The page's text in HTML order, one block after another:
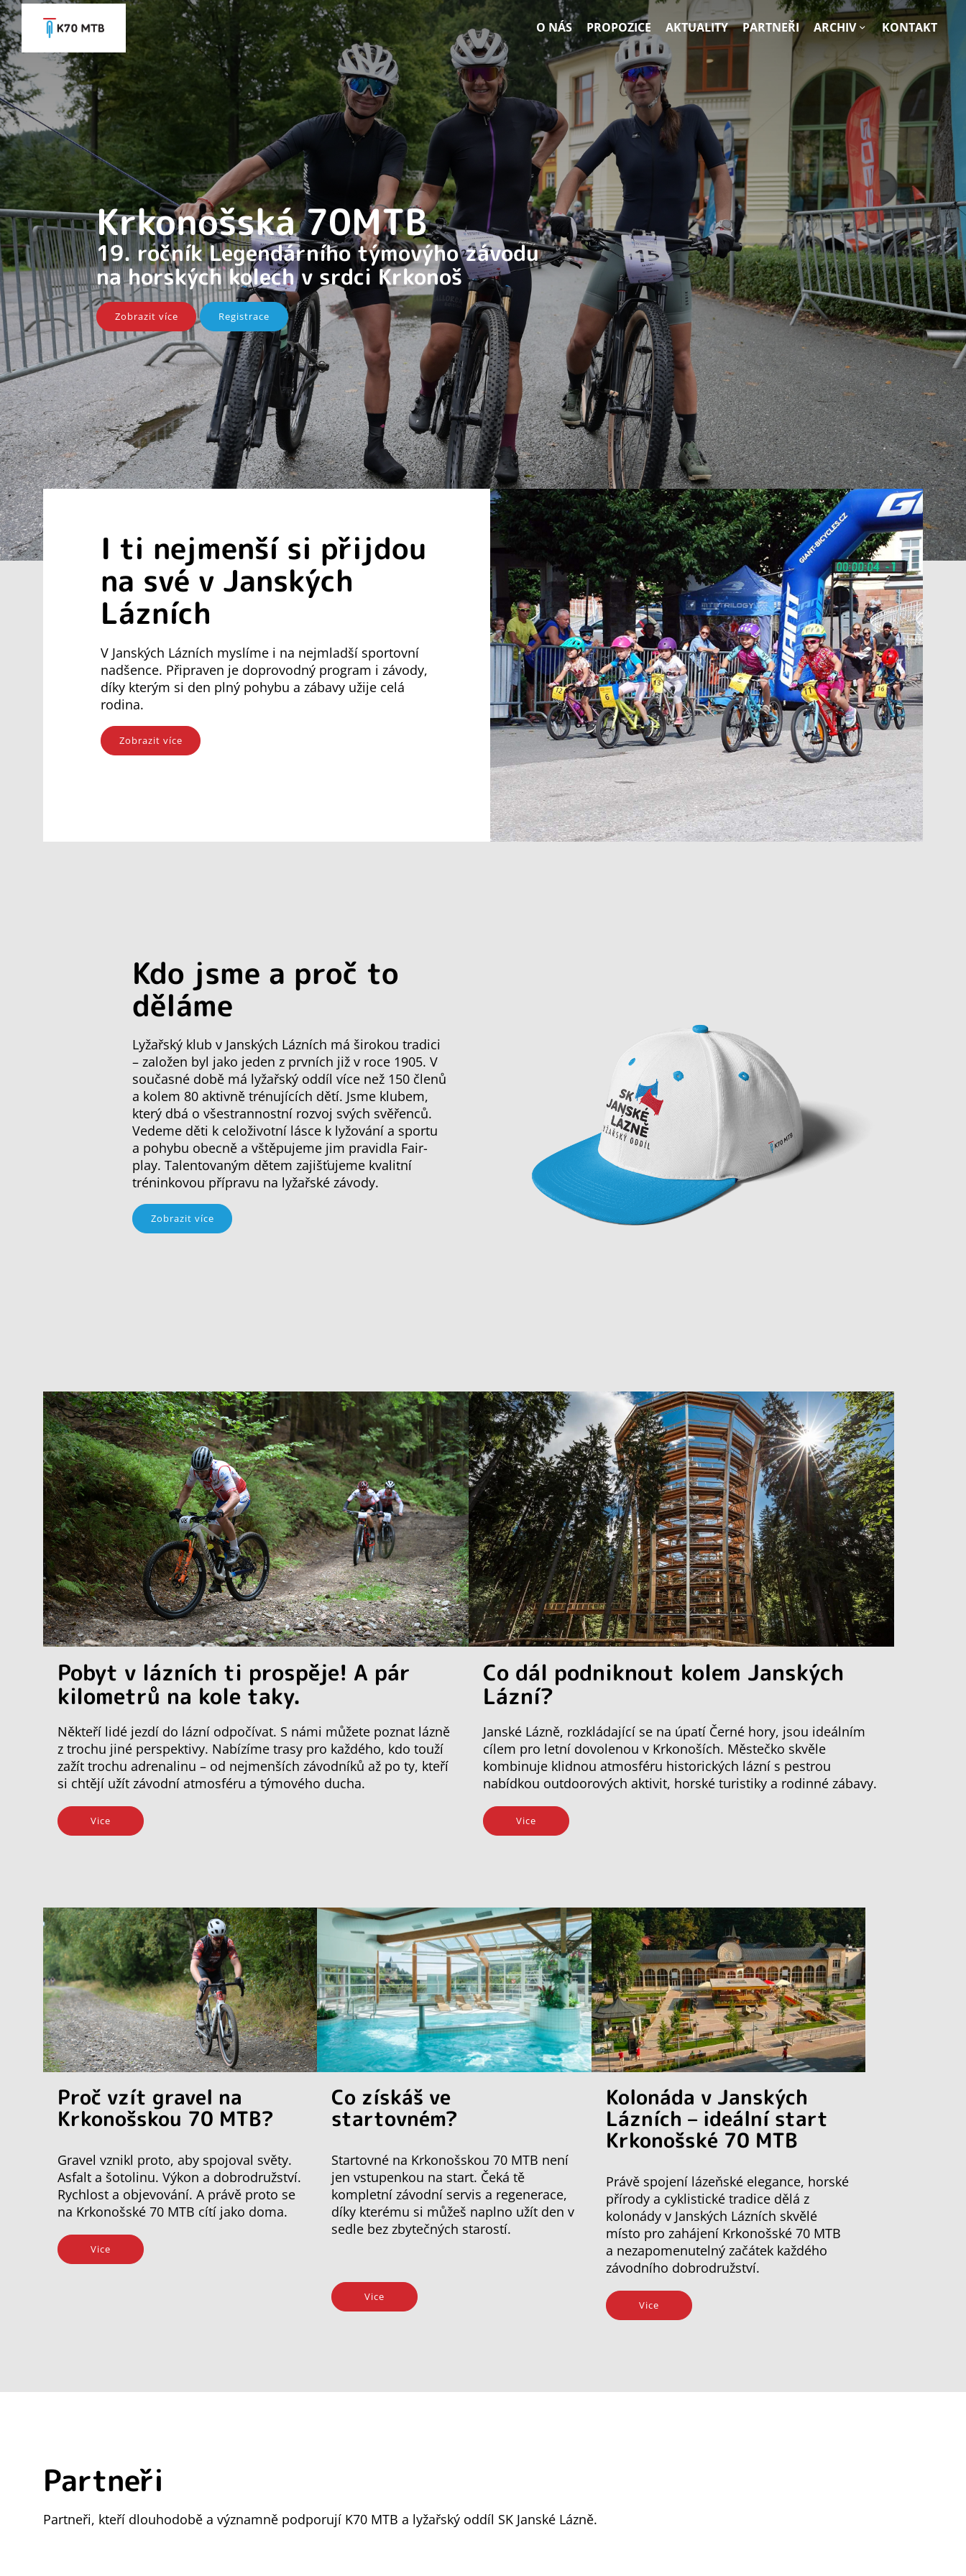
O NÁS PROPOZICE AKTUALITY PARTNEŘI ARCHIV KONTAKT
Krkonošská 70MTB
19. ročník Legendárního týmovýho závodu
na horských kolech v srdci Krkonoš
Zobrazit více Registrace
I ti nejmenší si přijdou
na své v Janských
Lázních
V Janských Lázních myslíme i na nejmladší sportovní
nadšence. Připraven je doprovodný program i závody,
díky kterým si den plný pohybu a zábavy užije celá
rodina.
Zobrazit více
Kdo jsme a proč to
děláme
Lyžařský klub v Janských Lázních má širokou tradici
– založen byl jako jeden z prvních již v roce 1905. V
současné době má lyžařský oddíl více než 150 členů
a kolem 80 aktivně trénujících dětí. Jsme klubem,
který dbá o všestrannostní rozvoj svých svěřenců.
Vedeme děti k celoživotní lásce k lyžování a sportu
a pohybu obecně a vštěpujeme jim pravidla Fair-
play. Talentovaným dětem zajišťujeme kvalitní
tréninkovou přípravu na lyžařské závody.
Zobrazit více
Pobyt v lázních ti prospěje! A pár
kilometrů na kole taky.
Někteří lidé jezdí do lázní odpočívat. S námi můžete poznat lázně
z trochu jiné perspektivy. Nabízíme trasy pro každého, kdo touží
zažít trochu adrenalinu – od nejmenších závodníků až po ty, kteří
si chtějí užít závodní atmosféru a týmového ducha.
Vice
Co dál podniknout kolem Janských
Lázní?
Janské Lázně, rozkládající se na úpatí Černé hory, jsou ideálním
cílem pro letní dovolenou v Krkonoších. Městečko skvěle
kombinuje klidnou atmosféru historických lázní s pestrou
nabídkou outdoorových aktivit, horské turistiky a rodinné zábavy.
Vice
Proč vzít gravel na
Krkonošskou 70 MTB?
Gravel vznikl proto, aby spojoval světy.
Asfalt a šotolinu. Výkon a dobrodružství.
Rychlost a objevování. A právě proto se
na Krkonošské 70 MTB cítí jako doma.
Vice
Co získáš ve
startovném?
Startovné na Krkonošskou 70 MTB není
jen vstupenkou na start. Čeká tě
kompletní závodní servis a regenerace,
díky kterému si můžeš naplno užít den v
sedle bez zbytečných starostí.
Vice
Kolonáda v Janských
Lázních – ideální start
Krkonošské 70 MTB
Právě spojení lázeňské elegance, horské
přírody a cyklistické tradice dělá z
kolonády v Janských Lázních skvělé
místo pro zahájení Krkonošské 70 MTB
a nezapomenutelný začátek každého
závodního dobrodružství.
Vice
Partneři
Partneři, kteří dlouhodobě a významně podporují K70 MTB a lyžařský oddíl SK Janské Lázně.